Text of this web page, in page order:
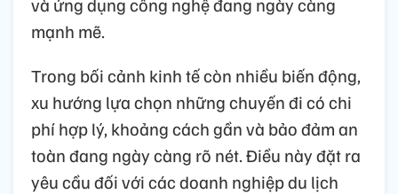
mạnh mẽ.
Trong bối cảnh kinh tế còn nhiều biến động,
xu hướng lựa chọn những chuyến đi có chi
phí hợp lý, khoảng cách gần và bảo đảm an
toàn đang ngày càng rõ nét. Điều này đặt ra
yêu cầu đối với các doanh nghiệp du lịch